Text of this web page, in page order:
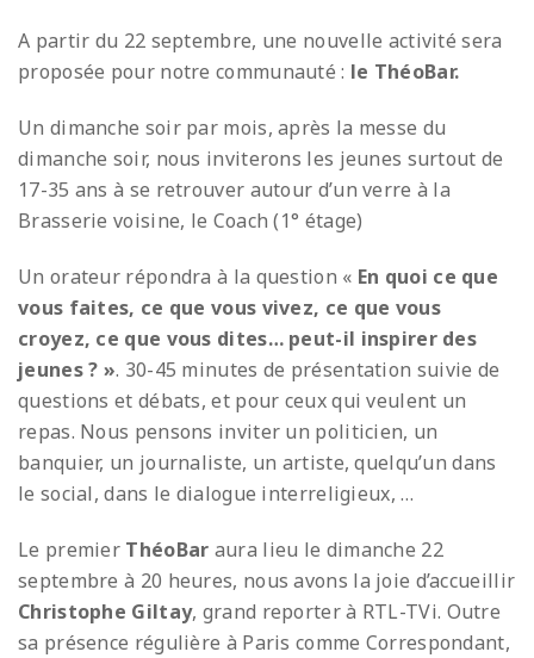
A partir du 22 septembre, une nouvelle activité sera
proposée pour notre communauté : le ThéoBar.
Un dimanche soir par mois, après la messe du
dimanche soir, nous inviterons les jeunes surtout de
17-35 ans à se retrouver autour d’un verre à la
Brasserie voisine, le Coach (1° étage)
Un orateur répondra à la question « En quoi ce que
vous faites, ce que vous vivez, ce que vous
croyez, ce que vous dites… peut-il inspirer des
jeunes ? ». 30-45 minutes de présentation suivie de
questions et débats, et pour ceux qui veulent un
repas. Nous pensons inviter un politicien, un
banquier, un journaliste, un artiste, quelqu’un dans
le social, dans le dialogue interreligieux, …
Le premier ThéoBar aura lieu le dimanche 22
septembre à 20 heures, nous avons la joie d’accueillir
Christophe Giltay, grand reporter à RTL-TVi. Outre
sa présence régulière à Paris comme Correspondant,